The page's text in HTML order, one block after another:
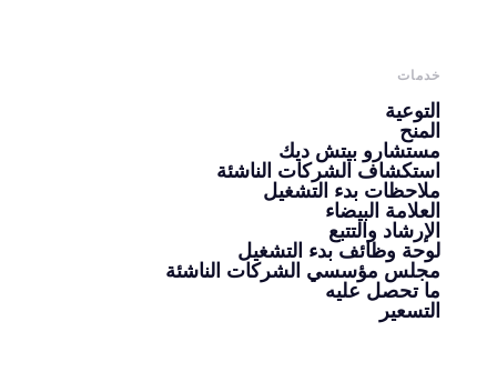
خدمات
التوعية
المنح
مستشارو بيتش ديك
استكشاف الشركات الناشئة
ملاحظات بدء التشغيل
العلامة البيضاء
الإرشاد والتتبع
لوحة وظائف بدء التشغيل
مجلس مؤسسي الشركات الناشئة
ما تحصل عليه
التسعير